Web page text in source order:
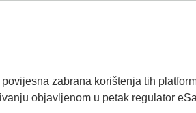
zabrana korištenja tih
objavljenom u petak regulator